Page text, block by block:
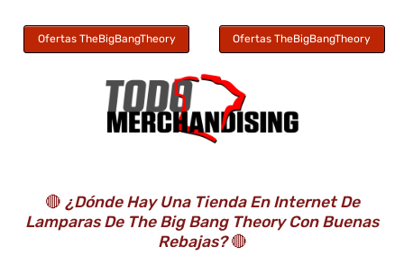
Ofertas TheBigBangTheory Ofertas TheBigBangTheory
🔴 ¿Dónde Hay Una Tienda En Internet De
Lamparas De The Big Bang Theory Con Buenas
Rebajas?🔴